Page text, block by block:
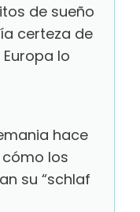
de sueño
certeza de
lo
hace
los
su “schlaf